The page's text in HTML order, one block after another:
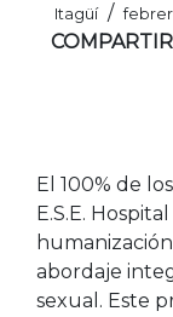
Itagüí /
COMPARTIR
El 100% de
E.S.E.
abordaje
sexual. Este